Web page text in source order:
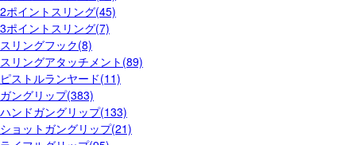
2ポイントスリング(45)
3ポイントスリング(7)
スリングフック(8)
スリングアタッチメント(89)
ピストルランヤード(11)
ガングリップ(383)
ハンドガングリップ(133)
ショットガングリップ(21)